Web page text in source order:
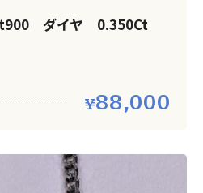
ダイヤ 0.350Ct
88,000